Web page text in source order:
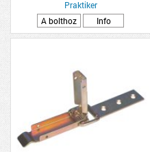
Praktiker
A bolthoz
Info